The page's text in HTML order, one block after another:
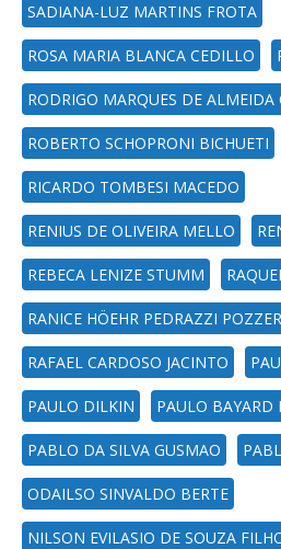
SADIANA-LUZ MARTINS FROTA
ROSA MARIA BLANCA CEDILLO
RODRIGO MARQUES DE ALMEIDA
ROBERTO SCHOPRONI BICHUETI
RICARDO TOMBESI MACEDO
RENIUS DE OLIVEIRA MELLO
REBECA LENIZE STUMM
RANICE HÖEHR PEDRAZZI POZZER
RAFAEL CARDOSO JACINTO
PAULO DILKIN PAULO BAYARD
PABLO DA SILVA GUSMAO
ODAILSO SINVALDO BERTE
NILSON EVILASIO DE SOUZA